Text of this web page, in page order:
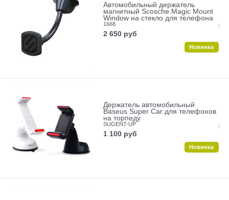
Автомобильный держатель
магнитный Scosche Magic Mount
Window на стекло для телефона
1668
2 650 руб
Новинка
Держатель автомобильный
Baseus Super Car для телефонов
на торпеду
SUGENT-UP
1 100 руб
Новинка